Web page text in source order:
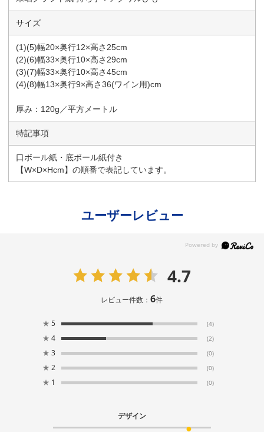
サイズ
(1)(5)幅20×奥行12×高さ25cm
(2)(6)幅33×奥行10×高さ29cm
(3)(7)幅33×奥行10×高さ45cm
(4)(8)幅13×奥行9×高さ36(ワイン用)cm
厚み：120g／平方メートル
特記事項
口ボール紙・底ボール紙付き
【W×D×Hcm】の順番で表記しています。
ユーザーレビュー
4.7
レビュー件数：6件
★ 5 (4)
★ 4 (2)
★ 3 (0)
★ 2 (0)
★ 1 (0)
デザイン